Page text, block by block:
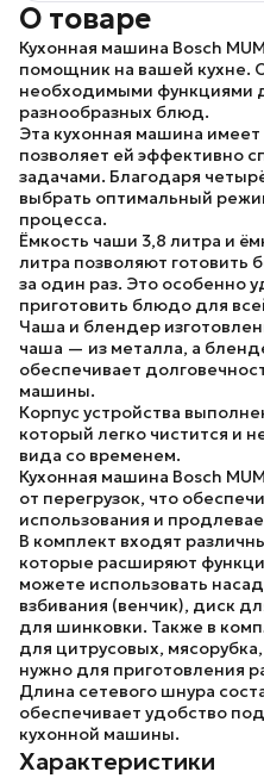
О товаре
Кухонная машина Bosch
помощник на вашей кухне.
необходимыми функциями
разнообразных блюд.
Эта кухонная машина
позволяет ей эффективно
задачами. Благодаря
выбрать оптимальный
процесса.
Ёмкость чаши 3,8 литра и
литра позволяют готовить
за один раз. Это особенно
приготовить блюдо для
Чаша и блендер
чаша — из металла, а
обеспечивает
машины.
Корпус устройства
который легко чистится и
вида со временем.
Кухонная машина Bosch
от перегрузок, что
использования и
В комплект входят
которые расширяют
можете использовать
взбивания (венчик), диск
для шинковки. Также в
для цитрусовых,
нужно для приготовления
Длина сетевого шнура
обеспечивает удобство
кухонной машины.
Характеристики